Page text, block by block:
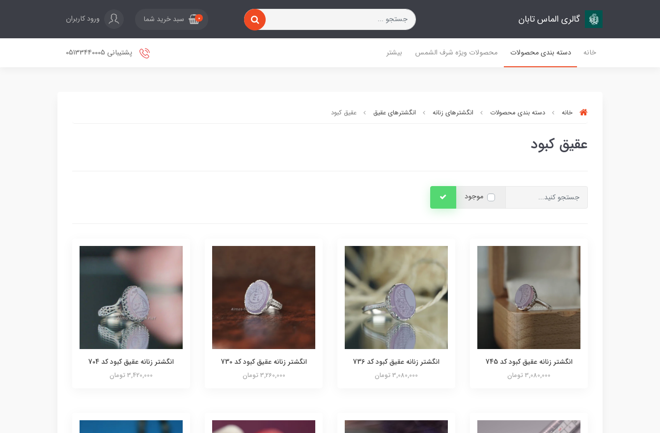
گالری الماس تابان 0 سبد خرید شما ورود کاربران
خانه دسته بندی محصولات محصولات ویژه شرف الشمس بیشتر پشتیبانی 05133440005
خانه دسته بندی محصولات انگشترهای زنانه انگشترهای عقیق عقیق کبود
عقیق کبود
موجود
انگشتر زنانه عقیق کبود کد 745
3,080,000 تومان
انگشتر زنانه عقیق کبود کد 736
3,080,000 تومان
انگشتر زنانه عقیق کبود کد 730
3,260,000 تومان
انگشتر زنانه عقیق کبود کد 704
3,420,000 تومان